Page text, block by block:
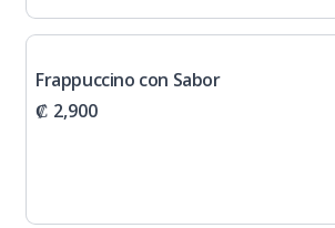
Frappuccino con Sabor
₡ 2,900